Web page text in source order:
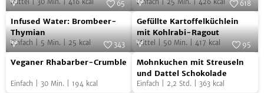
mit
Kräuterquark
Mittel 30 Min. 416 kcal Einfach 25 Min. 426 kcal
Infused
Water:
Brombeer-
Thymian
SevenCooks
65
Infused Water: Brombeer-
Thymian
Einfach 5 Min. 25 kcal
Gefüllte
Kartoffelküchlein
mit
Kohlrabi-
Ragout
Foto: SevenCooks
618
Gefüllte Kartoffelküchlein
mit Kohlrabi-Ragout
Mittel 50 Min. 417 kcal
Veganer
Crumble
Foto: SevenCooks
343
Veganer Rhabarber-Crumble
Einfach 30 Min. 194 kcal
Mohnkuchen
mit
Streuseln
MAKRi
95
Mohnkuchen mit Streuseln
und Dattel Schokolade
Einfach 2,2 Std. 363 kcal